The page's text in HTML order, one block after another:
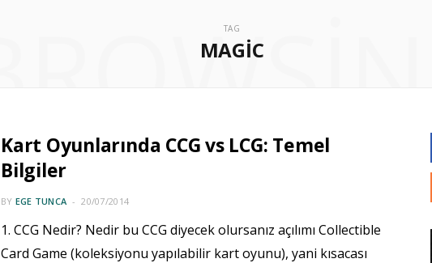
TAG
MAGIC
BROWSING
Kart Oyunlarında CCG vs LCG: Temel
Bilgiler
BY EGE TUNCA 20/07/2014
1. CCG Nedir? Nedir bu CCG diyecek olursanız açılımı Collectible
Card Game (koleksiyonu yapılabilir kart oyunu), yani kısacası